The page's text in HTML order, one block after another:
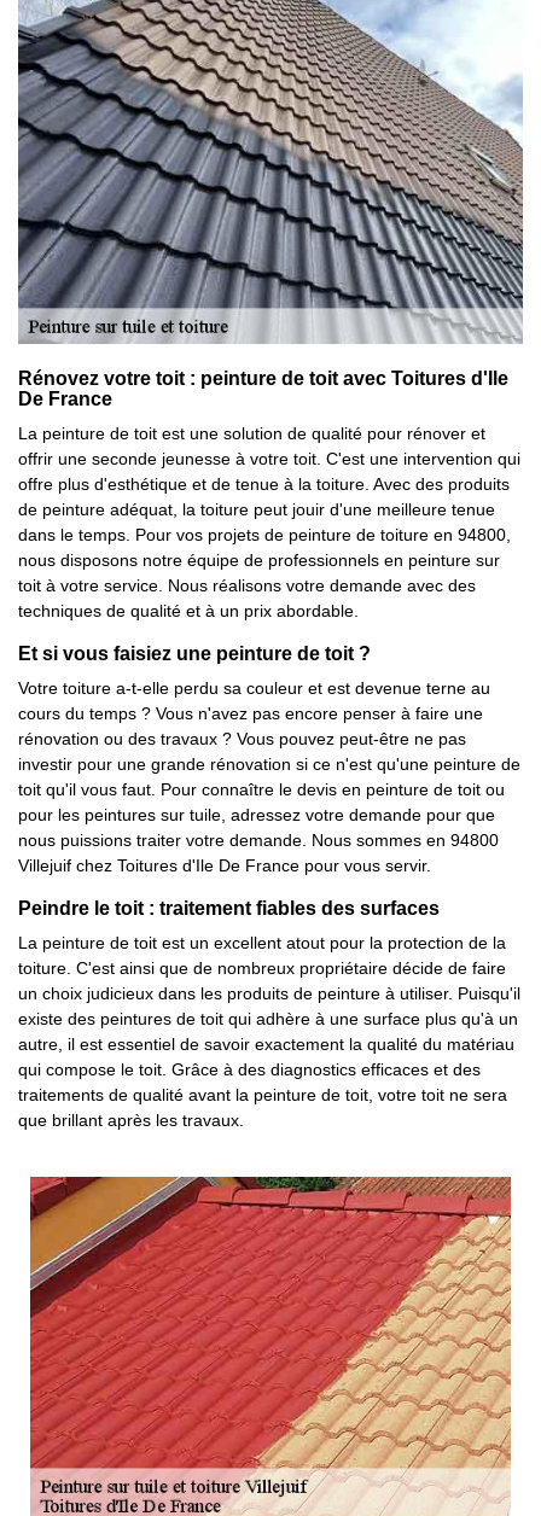
Rénovez votre toit : peinture de toit avec Toitures d'Ile
De France
La peinture de toit est une solution de qualité pour rénover et
offrir une seconde jeunesse à votre toit. C'est une intervention qui
offre plus d'esthétique et de tenue à la toiture. Avec des produits
de peinture adéquat, la toiture peut jouir d'une meilleure tenue
dans le temps. Pour vos projets de peinture de toiture en 94800,
nous disposons notre équipe de professionnels en peinture sur
toit à votre service. Nous réalisons votre demande avec des
techniques de qualité et à un prix abordable.
Et si vous faisiez une peinture de toit ?
Votre toiture a-t-elle perdu sa couleur et est devenue terne au
cours du temps ? Vous n'avez pas encore penser à faire une
rénovation ou des travaux ? Vous pouvez peut-être ne pas
investir pour une grande rénovation si ce n'est qu'une peinture de
toit qu'il vous faut. Pour connaître le devis en peinture de toit ou
pour les peintures sur tuile, adressez votre demande pour que
nous puissions traiter votre demande. Nous sommes en 94800
Villejuif chez Toitures d'Ile De France pour vous servir.
Peindre le toit : traitement fiables des surfaces
La peinture de toit est un excellent atout pour la protection de la
toiture. C'est ainsi que de nombreux propriétaire décide de faire
un choix judicieux dans les produits de peinture à utiliser. Puisqu'il
existe des peintures de toit qui adhère à une surface plus qu'à un
autre, il est essentiel de savoir exactement la qualité du matériau
qui compose le toit. Grâce à des diagnostics efficaces et des
traitements de qualité avant la peinture de toit, votre toit ne sera
que brillant après les travaux.